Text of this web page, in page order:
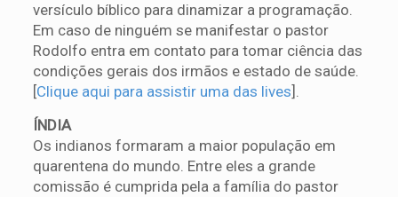
versículo bíblico para dinamizar a programação.
Em caso de ninguém se manifestar o pastor
Rodolfo entra em contato para tomar ciência das
condições gerais dos irmãos e estado de saúde.
[Clique aqui para assistir uma das lives].
ÍNDIA
Os indianos formaram a maior população em
quarentena do mundo. Entre eles a grande
comissão é cumprida pela a família do pastor